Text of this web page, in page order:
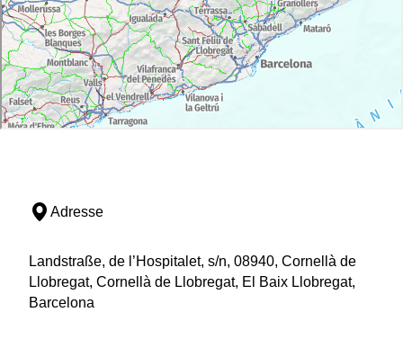
Adresse
Landstraße, de l’Hospitalet, s/n, 08940, Cornellà de
Llobregat, Cornellà de Llobregat, El Baix Llobregat,
Barcelona